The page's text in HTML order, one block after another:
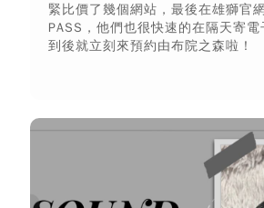
緊比價了幾個網站，最後在雄獅官
PASS，他們也很快速的在隔天寄
到後就立刻來預約由布院之森啦！